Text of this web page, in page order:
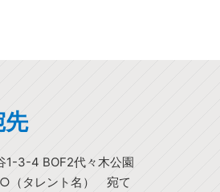
先
1-3-4 BOF2代々木公園
タレント名） 宛て